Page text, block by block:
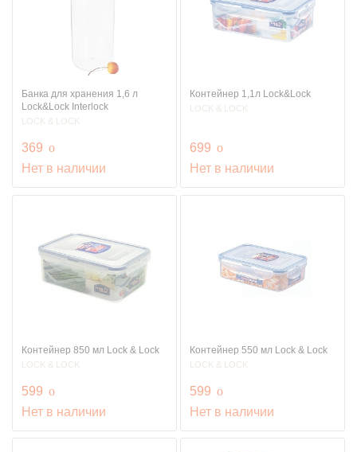
Банка для хранения 1,6 л
Lock&Lock Interlock
LOCK & LOCK
369 руб.
o
Нет в наличии
Контейнер 1,1л Lock&Lock
LOCK & LOCK
699 руб.
o
Нет в наличии
Контейнер 850 мл Lock & Lock
LOCK & LOCK
599 руб.
o
Нет в наличии
Контейнер 550 мл Lock & Lock
LOCK & LOCK
599 руб.
o
Нет в наличии